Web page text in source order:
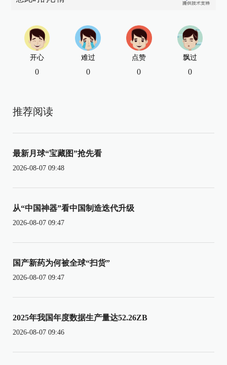
开心
0
难过
0
点赞
0
飘过
0
推荐阅读
最新月球“宝藏图”抢先看
2026-08-07 09:48
从“中国神器”看中国制造迭代升级
2026-08-07 09:47
国产新药为何被全球“扫货”
2026-08-07 09:47
2025年我国年度数据生产量达52.26ZB
2026-08-07 09:46